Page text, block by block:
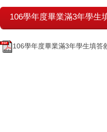
106學年度畢業滿3年學生
106學年度畢業滿3年學生填答